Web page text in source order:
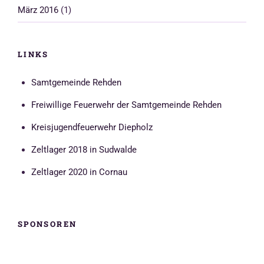
März 2016 (1)
LINKS
Samtgemeinde Rehden
Freiwillige Feuerwehr der Samtgemeinde Rehden
Kreisjugendfeuerwehr Diepholz
Zeltlager 2018 in Sudwalde
Zeltlager 2020 in Cornau
SPONSOREN